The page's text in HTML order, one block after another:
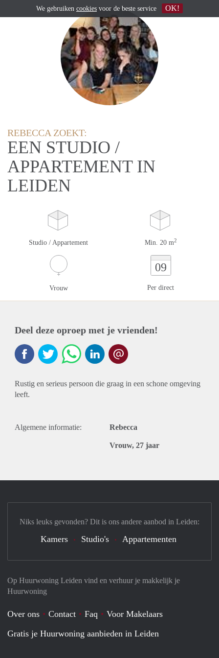
REBECCA ZOEKT:
EEN STUDIO /
APPARTEMENT IN
LEIDEN
Studio / Appartement Min. 20 m2
Vrouw
09
Per direct
Deel deze oproep met je vrienden!
Rustig en serieus persoon die graag in een schone omgeving
leeft.
Algemene informatie: Rebecca
Vrouw, 27 jaar
Op Huurwoning Leiden vind en verhuur je makkelijk je
Huurwoning
Over ons Contact Faq
Voor Makelaars
Gratis je Huurwoning aanbieden in Leiden
Niks leuks gevonden? Dit is ons andere aanbod in Leiden:
Kamers Studio's Appartementen
We gebruiken cookies voor de beste service OK!